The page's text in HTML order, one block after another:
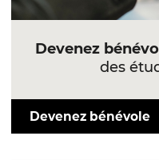
Devenez
des
Devenez bénévole